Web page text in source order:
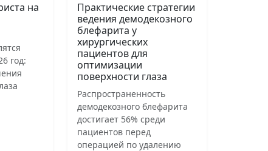
на
год:
Практические стратегии
ведения демодекозного
блефарита у
хирургических
пациентов для
оптимизации
поверхности глаза
Распространенность
демодекозного блефарита
достигает 56% среди
пациентов перед
операцией по удалению